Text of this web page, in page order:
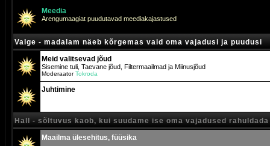
Meedia
Arengumaagiat puudutavad meediakajastused
Valge - madalam näeb kõrgemas vaid oma vajadusi ja puudusi
Meid valitsevad jõud
Sisemine tuli, Taevane jõud, Filtermaailmad ja Miinusjõud
ModeraatorTokroda
Juhtimine
Hall - sõltuvus kaob, kui suudame ise oma vajadused rahuldada
Maailma ülesehitus, füüsika